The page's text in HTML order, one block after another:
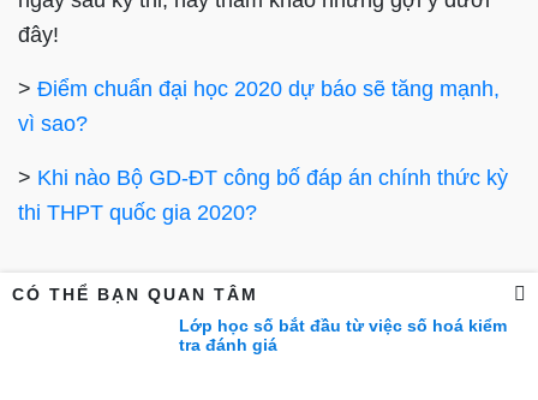
đây!
> Điểm chuẩn đại học 2020 dự báo sẽ tăng mạnh,
vì sao?
> Khi nào Bộ GD-ĐT công bố đáp án chính thức kỳ
thi THPT quốc gia 2020?
1. Dò đáp án để ước lượng được
số điểm của mình
CÓ THỂ BẠN QUAN TÂM
Lớp học số bắt đầu từ việc số hoá kiểm
tra đánh giá